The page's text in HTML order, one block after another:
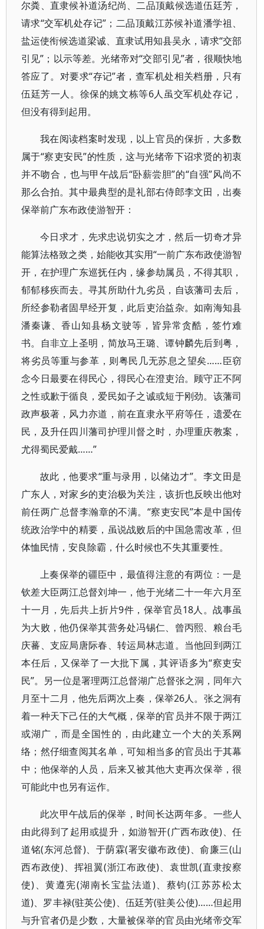
尔粪、直隶候补道汤纪尚、二品顶戴候选道伍廷芳，
请求“交军机处存记”；二品顶戴江苏候补道潘学祖、
盐运使衔候选道梁诚、直隶试用知县吴永，请求“交部
引见”；以示等差。光绪帝对“交部引见”者，很顺快地
答应了。对要求“存记”者，查军机处相关档册，只有
伍廷芳一人。徐保的姚文栋等6人虽交军机处存记，
但没有得到起用。
我在阅读档案时发现，以上官员的保折，大多数
属于“察吏安民”的性质，这与光绪帝下诏求贤的初衷
并不吻合，也与甲午战后“卧薪尝胆”的“自强”风尚不
那么合拍。其中最典型的是礼部右侍郎李文田，出奏
保举前广东布政使游智开：
今日求才，先求忠说切实之才，然后一切奇才异
能算法格致之类，始能收其实用“一前广东布政使游智
开，在护理广东巡抚任内，缘参劫属员，不得其职，
郁郁移疾而去。寻其所助什九劣员，自该藩司去后，
所经参勒者固早经开复，此后吏治益杂。如南海知县
潘秦谦、香山知县杨文驶等，皆异常贪酷，签竹难
书。自非立上圣明，简放马王璐、谭钟麟先后到粤，
将劣员等重与参革，则粤民几无苏息之望矣……臣窃
念今日最要在得民心，得民心在澄吏治。顾守正不阿
之性或歉于循良，爱民如子之诚或短于刚劲。该藩司
政声极著，风力亦道，前在直隶永平府等任，遗爱在
民，及升任四川藩司护理川督之时，办理重庆教案，
尤得蜀民爱戴……”
故此，他要求“重与录用，以储边才”。李文田是
广东人，对家乡的吏治极为关注，该折也反映出他对
前任两广总督李瀚章的不满。“察吏安民”本是中国传
统政治学中的精要，虽说战败后的中国急需改革，但
体恤民情，安良除霸，什么时候也不失其重要性。
上奏保举的疆臣中，最值得注意的有两位：一是
钦差大臣两江总督刘坤一，他于光绪二十一年六月至
十一月，先后共上折片9件，保举官员18人。战事虽
为大败，他仍保举其营务处冯锡仁、曾丙熙、粮台毛
庆蕃、支应局唐际春、转运局林志道。当他回到两江
本任后，又保举了一大批下属，其评语多为“察吏安
民”。另一位是署理两江总督湖广总督张之洞，同年六
月至十二月，他先后两次上奏，保举26人。张之洞有
着一种天下己任的大气概，保举的官员并不限于两江
或湖广，而是全国性的，由此建立一个大的关系网
络；然仔细查阅其名单，可知相当多的官员出于其幕
中；他保举的人员，后来又被其他大吏再次保举，很
可能此中也另有运作。
此次甲午战后的保举，时间长达两年多。一些人
由此得到了起用或提升，如游智开(广西布政使)、任
道铭(东河总督)、于荫霖(署安徽布政使)、俞廉三(山
西布政使)、挥祖翼(浙江布政使)、袁世凯(直隶按察
使)、黄遵宪(湖南长宝盐法道)、蔡钧(江苏苏松太
道)、罗丰禄(驻英公使)、伍廷芳(驻美公使)……但起用
与升官者仍是少数，大量被保举的官员由光绪帝交军